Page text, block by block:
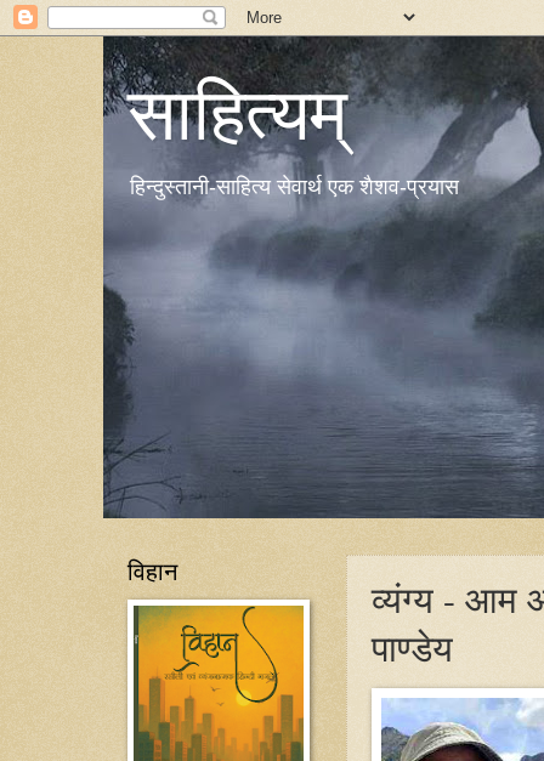
साहित्यम्
हिन्दुस्तानी-साहित्य सेवार्थ एक शैशव-प्रयास
व्यंग्य - आम
पाण्डेय
विहान